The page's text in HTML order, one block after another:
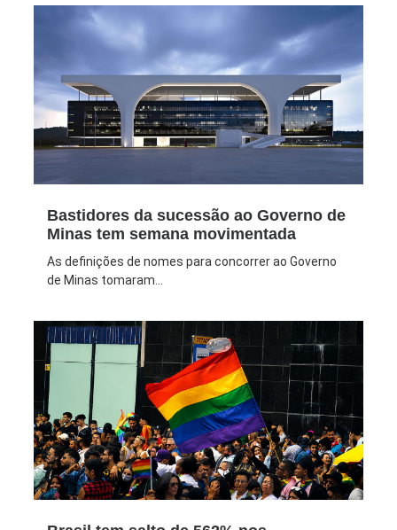
Bastidores da sucessão ao Governo de
Minas tem semana movimentada
As definições de nomes para concorrer ao Governo
de Minas tomaram...